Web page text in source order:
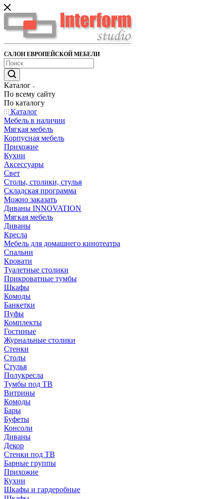
САЛОН ЕВРОПЕЙСКОЙ МЕБЕЛИ
Каталог
По всему сайту
По каталогу
Каталог
Мебель в наличии
Мягкая мебель
Корпусная мебель
Прихожие
Кухни
Аксессуары
Свет
Столы, столики, стулья
Складская программа
Можно заказать
Диваны INNOVATION
Мягкая мебель
Диваны
Кресла
Мебель для домашнего кинотеатра
Спальни
Кровати
Туалетные столики
Прикроватные тумбы
Шкафы
Комоды
Банкетки
Пуфы
Комплекты
Гостиные
Журнальные столики
Стенки
Столы
Стулья
Полукресла
Тумбы под ТВ
Витрины
Комоды
Бары
Буфеты
Консоли
Диваны
Декор
Стенки под ТВ
Барные группы
Прихожие
Кухни
Шкафы и гардеробные